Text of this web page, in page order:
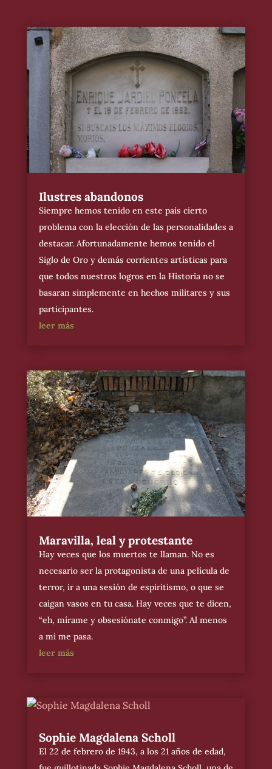
Ilustres abandonos
Siempre hemos tenido en este país cierto
problema con la elección de las personalidades a
destacar. Afortunadamente hemos tenido el
Siglo de Oro y demás corrientes artísticas para
que todos nuestros logros en la Historia no se
basaran simplemente en hechos militares y sus
participantes.
leer más
Maravilla, leal y protestante
Hay veces que los muertos te llaman. No es
necesario ser la protagonista de una película de
terror, ir a una sesión de espiritismo, o que se
caigan vasos en tu casa. Hay veces que te dicen,
“eh, mírame y obsesiónate conmigo”. Al menos
a mi me pasa.
leer más
Sophie Magdalena Scholl
El 22 de febrero de 1943, a los 21 años de edad,